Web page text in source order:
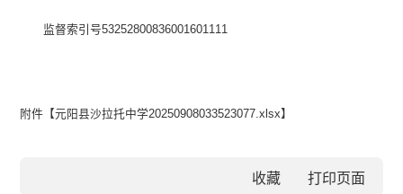
监督索引号53252800836001601111
附件【元阳县沙拉托中学20250908033523077.xlsx】
收藏